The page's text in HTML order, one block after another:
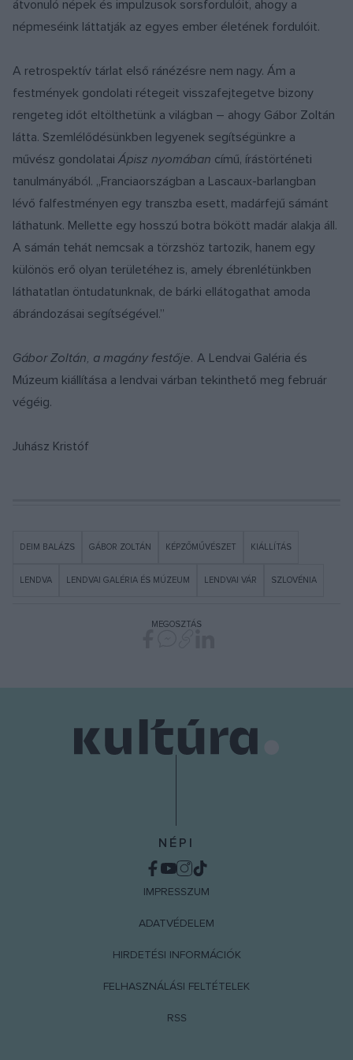
átvonuló népek és impulzusok sorsfordulóit, ahogy a
népmeséink láttatják az egyes ember életének fordulóit.
A retrospektív tárlat első ránézésre nem nagy. Ám a
festmények gondolati rétegeit visszafejtegetve bizony
rengeteg időt eltölthetünk a világban – ahogy Gábor Zoltán
látta. Szemlélődésünkben legyenek segítségünkre a
művész gondolataiÁpisz nyomában című, írástörténeti
tanulmányából. „Franciaországban a Lascaux-barlangban
lévő falfestményen egy transzba esett, madárfejű sámánt
láthatunk. Mellette egy hosszú botra bökött madár alakja áll.
A sámán tehát nemcsak a törzshöz tartozik, hanem egy
különös erő olyan területéhez is, amely ébrenlétünkben
láthatatlan öntudatunknak, de bárki ellátogathat amoda
ábrándozásai segítségével.”
Gábor Zoltán, a magány festője. A Lendvai Galéria és
Múzeum kiállítása a lendvai várban tekinthető meg február
végéig.
Juhász Kristóf
DEIM BALÁZS GÁBOR ZOLTÁN KÉPZŐMŰVÉSZET KIÁLLÍTÁS
LENDVA LENDVAI GALÉRIA ÉS MÚZEUM LENDVAI VÁR SZLOVÉNIA
MEGOSZTÁS
NÉPI
IMPRESSZUM
ADATVÉDELEM
HIRDETÉSI INFORMÁCIÓK
FELHASZNÁLÁSI FELTÉTELEK
RSS